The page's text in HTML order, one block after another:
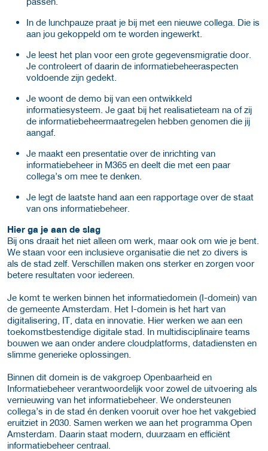
In de lunchpauze praat je bij met een nieuwe collega. Die is
aan jou gekoppeld om te worden ingewerkt.
Je leest het plan voor een grote gegevensmigratie door.
Je controleert of daarin de informatiebeheeraspecten
voldoende zijn gedekt.
Je woont de demo bij van een ontwikkeld
informatiesysteem. Je gaat bij het realisatieteam na of zij
de informatiebeheermaatregelen hebben genomen die jij
aangaf.
Je maakt een presentatie over de inrichting van
informatiebeheer in M365 en deelt die met een paar
collega’s om mee te denken.
Je legt de laatste hand aan een rapportage over de staat
van ons informatiebeheer.
Hier ga je aan de slag
Bij ons draait het niet alleen om werk, maar ook om wie je bent.
We staan voor een inclusieve organisatie die net zo divers is
als de stad zelf. Verschillen maken ons sterker en zorgen voor
betere resultaten voor iedereen.
Je komt te werken binnen het informatiedomein (I-domein) van
de gemeente Amsterdam. Het I-domein is het hart van
digitalisering, IT, data en innovatie. Hier werken we aan een
toekomstbestendige digitale stad. In multidisciplinaire teams
bouwen we aan onder andere cloudplatforms, datadiensten en
slimme generieke oplossingen.
Binnen dit domein is de vakgroep Openbaarheid en
Informatiebeheer verantwoordelijk voor zowel de uitvoering als
vernieuwing van het informatiebeheer. We ondersteunen
collega’s in de stad én denken vooruit over hoe het vakgebied
eruitziet in 2030. Samen werken we aan het programma Open
Amsterdam. Daarin staat modern, duurzaam en efficiënt
informatiebeheer centraal.